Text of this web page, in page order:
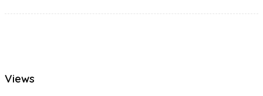
Views